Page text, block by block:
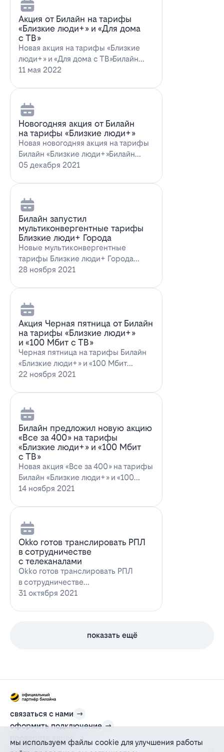
Акция от Билайн на тарифы
«Близкие люди+» и «Для дома
с ТВ»
Новая акция на тарифы «Близкие
люди+» и «Для дома с ТВ»Билайн
предлагает выг…
11 мая 2022
Новогодняя акция от Билайн
на тарифы «Близкие люди+»
Новая новогодняя акция на тарифы
Билайн «Близкие люди+»Билайн
предлагает новогоднее пред…
05 декабря 2021
Билайн запустил
мультиконвергентные тарифы
Близкие люди+ Города
Новые мультиконвергентные
тарифы Близкие люди+ Города
от БилайнОператор Билайн радует
28 ноября 2021
Акция Черная пятница от Билайн
на тарифы «Близкие люди+»
и «100 Мбит с ТВ»
Черная пятница на тарифы Билайн
«Близкие люди+» и «100 Мбит
с ТВ»Билайн пред…
22 ноября 2021
Билайн предложил новую акцию
«Все за 400» на тарифы
«Близкие люди+» и «100 Мбит
с ТВ»
Новая акция «Все за 400» на тарифы
Билайн «Близкие люди+» и «100
Мбит…
14 ноября 2021
Оkko готов транслировать РПЛ
в сотрудничестве
с телеканалами
Оkko готов транслировать РПЛ
в сотрудничестве
с каналамиВидеосервис Okko
31 октября 2021
показать ещё
связаться с нами
оформить подключение
проверить адрес
для дома
мы используем файлы cookie для улучшения работы